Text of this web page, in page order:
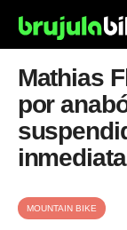
Mathias
por
inmediata
MOUNTAIN BIKE